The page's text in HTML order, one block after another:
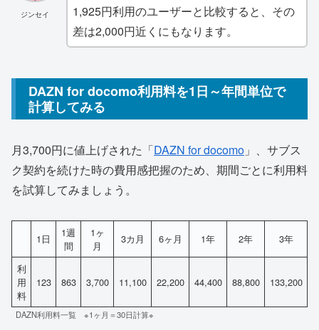
ジンセイ
1,925円利用のユーザーと比較すると、その
差は2,000円近くにもなります。
DAZN for docomo利用料を1日～年間単位で
計算してみる
月3,700円に値上げされた「DAZN for docomo 」、サブス
ク契約を続けた時の費用感把握のため、期間ごとに利用料
を試算してみましょう。
1日
1週
間
1ヶ
月
3カ月 6ヶ月 1年 2年 3年
利
用
料
123 863 3,700 11,100 22,200 44,400 88,800 133,200
DAZN利用料一覧 ※1ヶ月＝30日計算※